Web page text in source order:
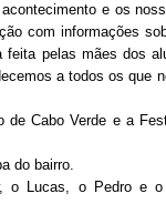
e os
com informações
pelas mães dos
a todos os que
de Cabo Verde e a
do bairro.
o Lucas, o Pedro e